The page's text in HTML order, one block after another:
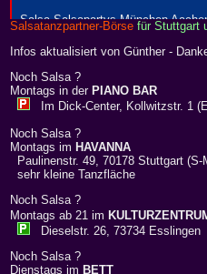
Salsatanzpartner-Börse für Stuttgart
Infos aktualisiert von Günther -
Noch Salsa ?
Montags in der PIANO BAR
Im Dick-Center, Kollwitzstr. 1
Noch Salsa ?
Montags im HAVANNA
Paulinenstr. 49, 70178 Stuttgart (S-
sehr kleine Tanzfläche
Noch Salsa ?
Montags ab 21 im
Dieselstr. 26, 73734 Esslingen
Noch Salsa ?
Dienstags im BETT